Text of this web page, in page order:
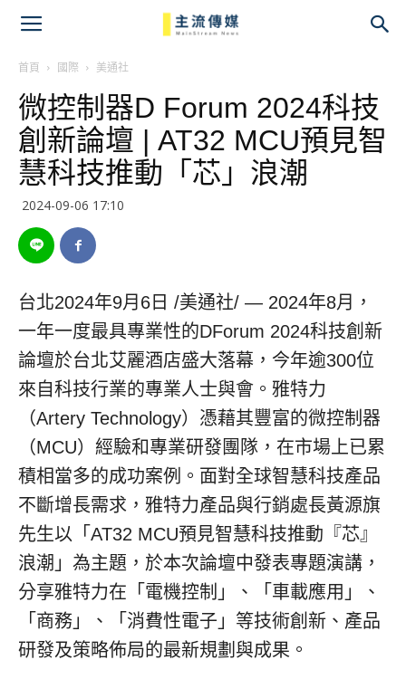
首頁 國際 美通社
微控制器D Forum 2024科技
創新論壇 | AT32 MCU預見智
慧科技推動「芯」浪潮
2024-09-06 17:10
台北2024年9月6日 /美通社/ — 2024年8月，
一年一度最具專業性的DForum 2024科技創新
論壇於台北艾麗酒店盛大落幕，今年逾300位
來自科技行業的專業人士與會。雅特力
（Artery Technology）憑藉其豐富的微控制器
（MCU）經驗和專業研發團隊，在市場上已累
積相當多的成功案例。面對全球智慧科技產品
不斷增長需求，雅特力產品與行銷處長黃源旗
先生以「AT32 MCU預見智慧科技推動『芯』
浪潮」為主題，於本次論壇中發表專題演講，
分享雅特力在「電機控制」、「車載應用」、
「商務」、「消費性電子」等技術創新、產品
研發及策略佈局的最新規劃與成果。